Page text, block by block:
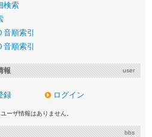
検索
順索引
順索引
報 user
録 ログイン
ーザ情報はありません。
bbs